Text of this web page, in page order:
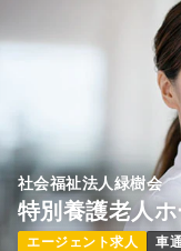
エリアにある施設を
習慣病がメインのた
徴。医師との距離が
のやりがいにつなが
社会福祉法人緑樹会
特別養護老人
エージェント求人 車